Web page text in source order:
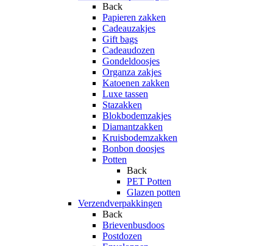
Back
Papieren zakken
Cadeauzakjes
Gift bags
Cadeaudozen
Gondeldoosjes
Organza zakjes
Katoenen zakken
Luxe tassen
Stazakken
Blokbodemzakjes
Diamantzakken
Kruisbodemzakken
Bonbon doosjes
Potten
Back
PET Potten
Glazen potten
Verzendverpakkingen
Back
Brievenbusdoos
Postdozen